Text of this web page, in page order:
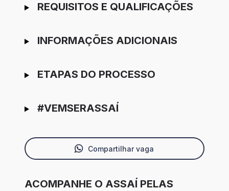
REQUISITOS E QUALIFICAÇÕES
INFORMAÇÕES ADICIONAIS
ETAPAS DO PROCESSO
#VEMSERASSAÍ
Compartilhar vaga
ACOMPANHE O ASSAÍ PELAS